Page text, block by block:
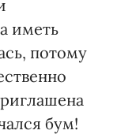
иметь
потому
бум!